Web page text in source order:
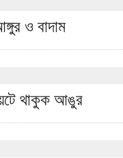
ও বাদাম
থাকুক আঙুর